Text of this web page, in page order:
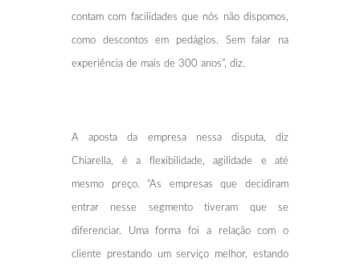
contam com facilidades que nós não dispomos,
como descontos em pedágios. Sem falar na
experiência de mais de 300 anos”, diz.
A aposta da empresa nessa disputa, diz
Chiarella, é a flexibilidade, agilidade e até
mesmo preço. “As empresas que decidiram
entrar nesse segmento tiveram que se
diferenciar. Uma forma foi a relação com o
cliente prestando um serviço melhor, estando